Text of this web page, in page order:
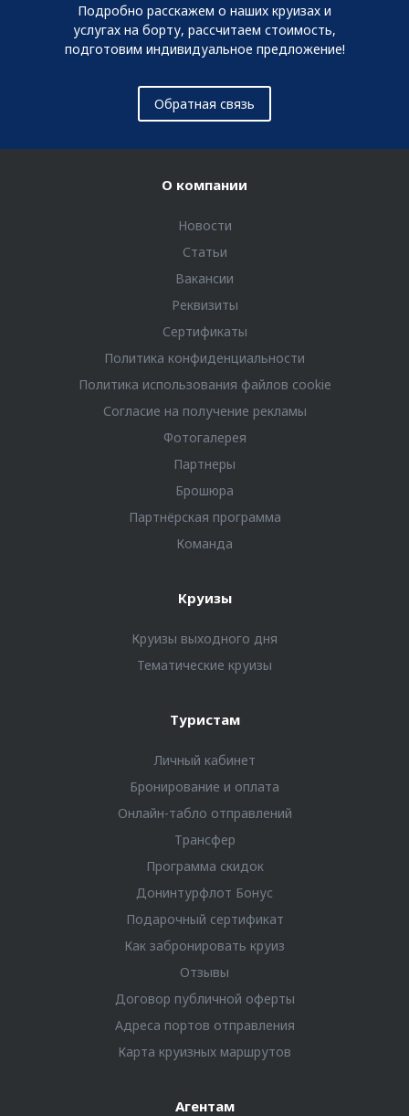
Подробно расскажем о наших круизах и
услугах на борту, рассчитаем стоимость,
подготовим индивидуальное предложение!
Обратная связь
О компании
Новости
Статьи
Вакансии
Реквизиты
Сертификаты
Политика конфиденциальности
Политика использования файлов cookie
Согласие на получение рекламы
Фотогалерея
Партнеры
Брошюра
Партнёрская программа
Команда
Круизы
Круизы выходного дня
Тематические круизы
Туристам
Личный кабинет
Бронирование и оплата
Онлайн-табло отправлений
Трансфер
Программа скидок
Донинтурфлот Бонус
Подарочный сертификат
Как забронировать круиз
Отзывы
Договор публичной оферты
Адреса портов отправления
Карта круизных маршрутов
Агентам